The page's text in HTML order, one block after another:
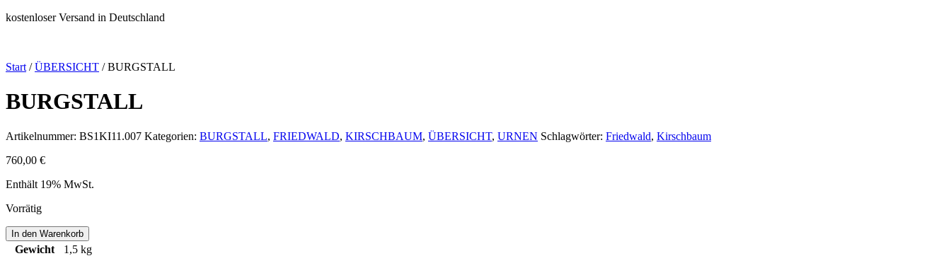
kostenloser Versand in Deutschland
Start /ÜBERSICHT / BURGSTALL
BURGSTALL
Artikelnummer: BS1KI11.007 Kategorien: BURGSTALL, FRIEDWALD, KIRSCHBAUM, ÜBERSICHT, URNEN Schlagwörter: Friedwald, Kirschbaum
760,00 €
Enthält 19% MwSt.
Vorrätig
BURGSTALL
Menge
In den Warenkorb
Gewicht 1,5 kg